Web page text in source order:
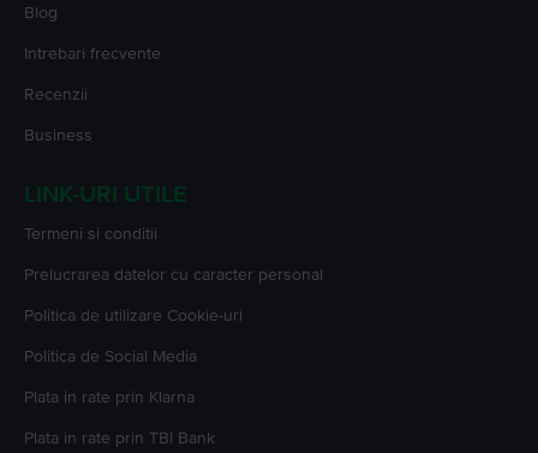
Blog
Intrebari frecvente
Recenzii
Business
LINK-URI UTILE
Termeni si conditii
Prelucrarea datelor cu caracter personal
Politica de utilizare Cookie-uri
Politica de Social Media
Plata in rate prin Klarna
Plata in rate prin TBI Bank